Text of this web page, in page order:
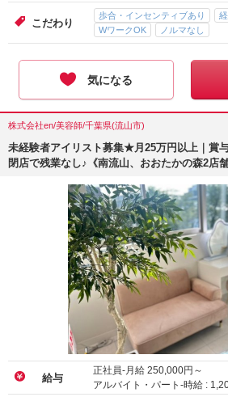
こだわり
歩合・インセンティブあり
WワークOK
ノルマなし
気になる
株式会社en/美容師/千葉県(流山市)
未経験者アイリスト募集★月25万円以上｜賞
閉店で残業なし♪《南流山、おおたかの森2店
給与
正社員-月給 250,000円～
アルバイト・パート-時給 :